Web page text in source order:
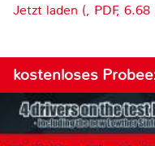
Jetzt laden (, PDF, 6.68
kostenloses